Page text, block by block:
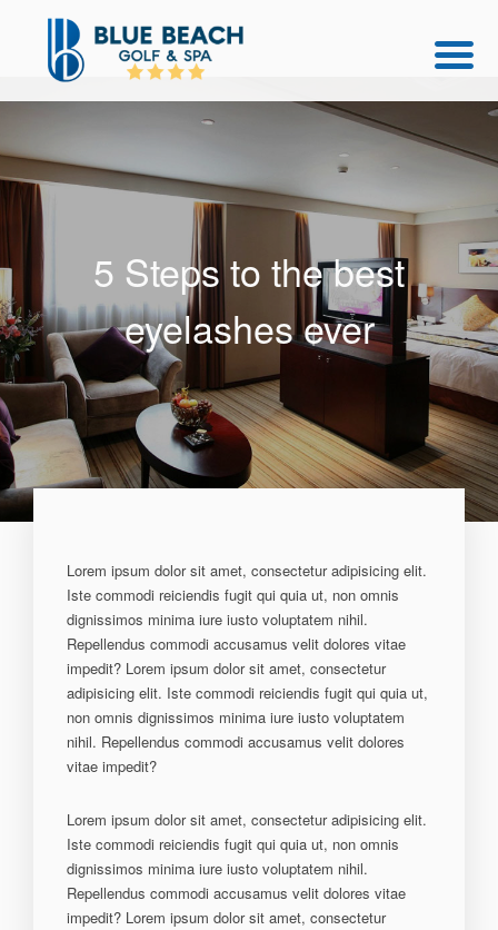
5 Steps to the best
eyelashes ever
Lorem ipsum dolor sit amet, consectetur adipisicing elit.
Iste commodi reiciendis fugit qui quia ut, non omnis
dignissimos minima iure iusto voluptatem nihil.
Repellendus commodi accusamus velit dolores vitae
impedit? Lorem ipsum dolor sit amet, consectetur
adipisicing elit. Iste commodi reiciendis fugit qui quia ut,
non omnis dignissimos minima iure iusto voluptatem
nihil. Repellendus commodi accusamus velit dolores
vitae impedit?
Lorem ipsum dolor sit amet, consectetur adipisicing elit.
Iste commodi reiciendis fugit qui quia ut, non omnis
dignissimos minima iure iusto voluptatem nihil.
Repellendus commodi accusamus velit dolores vitae
impedit? Lorem ipsum dolor sit amet, consectetur